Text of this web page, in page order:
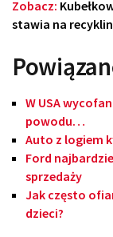
Zobacz:
stawia na
W USA
powodu…
Auto z logiem
Ford
sprzedaży
Jak często
dzieci?